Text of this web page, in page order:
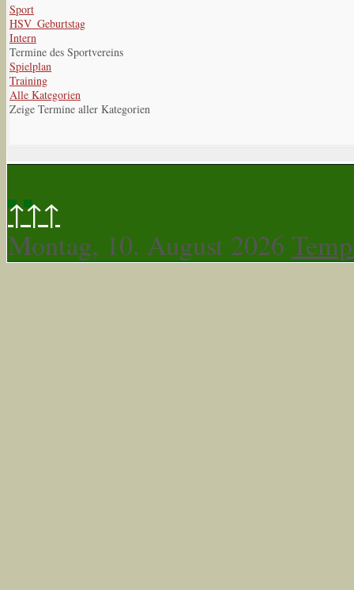
Sport
HSV_Geburtstag
Intern
Termine des Sportvereins
Spielplan
Training
Alle Kategorien
Zeige Termine aller Kategorien
↑↑↑
Montag, 10. August 2026